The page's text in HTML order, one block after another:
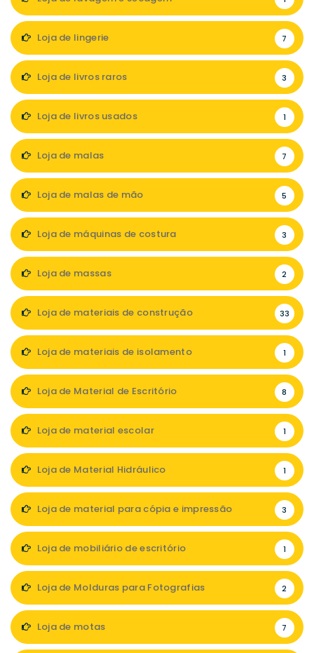
Loja de lingerie 7
Loja de livros raros 3
Loja de livros usados 1
Loja de malas 7
Loja de malas de mão 5
Loja de máquinas de costura 3
Loja de massas 2
Loja de materiais de construção 33
Loja de materiais de isolamento 1
Loja de Material de Escritório 8
Loja de material escolar 1
Loja de Material Hidráulico 1
Loja de material para cópia e impressão 3
Loja de mobiliário de escritório 1
Loja de Molduras para Fotografias 2
Loja de motas 7